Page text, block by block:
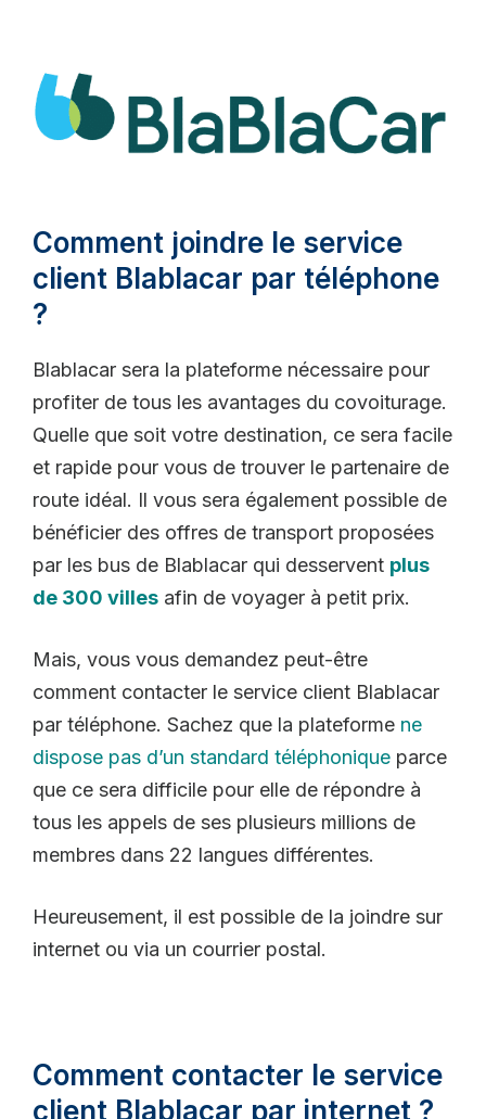
Comment joindre le service
client Blablacar par téléphone
?
Blablacar sera la plateforme nécessaire pour
profiter de tous les avantages du covoiturage.
Quelle que soit votre destination, ce sera facile
et rapide pour vous de trouver le partenaire de
route idéal. Il vous sera également possible de
bénéficier des offres de transport proposées
par les bus de Blablacar qui desservent plus
de 300 villes afin de voyager à petit prix.
Mais, vous vous demandez peut-être
comment contacter le service client Blablacar
par téléphone. Sachez que la plateforme ne
dispose pas d’un standard téléphonique parce
que ce sera difficile pour elle de répondre à
tous les appels de ses plusieurs millions de
membres dans 22 langues différentes.
Heureusement, il est possible de la joindre sur
internet ou via un courrier postal.
Comment contacter le service
client Blablacar par internet ?